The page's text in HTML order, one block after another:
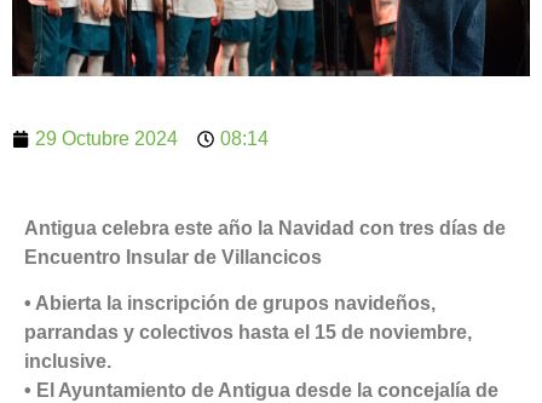
29 Octubre 2024 08:14
Antigua celebra este año la Navidad con tres días de
Encuentro Insular de Villancicos
• Abierta la inscripción de grupos navideños,
parrandas y colectivos hasta el 15 de noviembre,
inclusive.
• El Ayuntamiento de Antigua desde la concejalía de